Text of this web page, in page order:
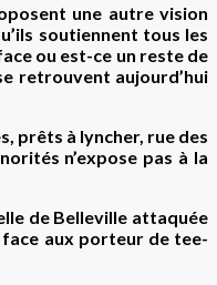
une autre vision
soutiennent tous les
ou est-ce un reste de
retrouvent aujourd’hui
prêts à lyncher, rue des
n’expose pas à la
de Belleville attaquée
face aux porteur de tee-